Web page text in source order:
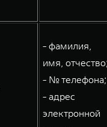
- фамилия,
имя,
- № телефона;
- адрес
электронной